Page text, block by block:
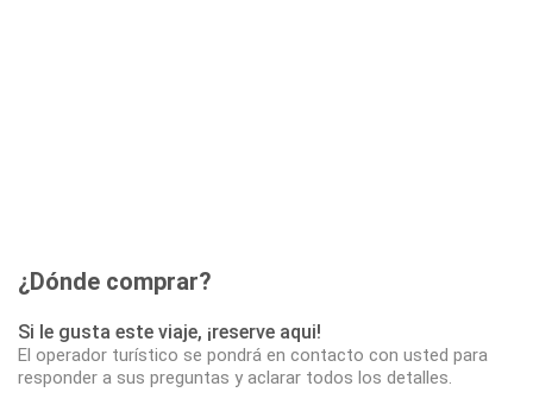
¿Dónde comprar?
Si le gusta este viaje, ¡reserve aqui!
El operador turístico se pondrá en contacto con usted para
responder a sus preguntas y aclarar todos los detalles.